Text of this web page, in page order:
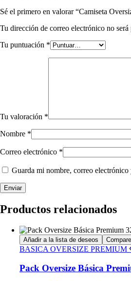
Sé el primero en valorar “Camiseta
Tu dirección de correo electrónico no será
Tu puntuación *
Tu valoración *
Nombre *
Correo electrónico *
Guarda mi nombre, correo
Productos relacionados
Añadir a la lista de deseos Compare
BASICA OVERSIZE PREMIUM
Pack Oversize Básica